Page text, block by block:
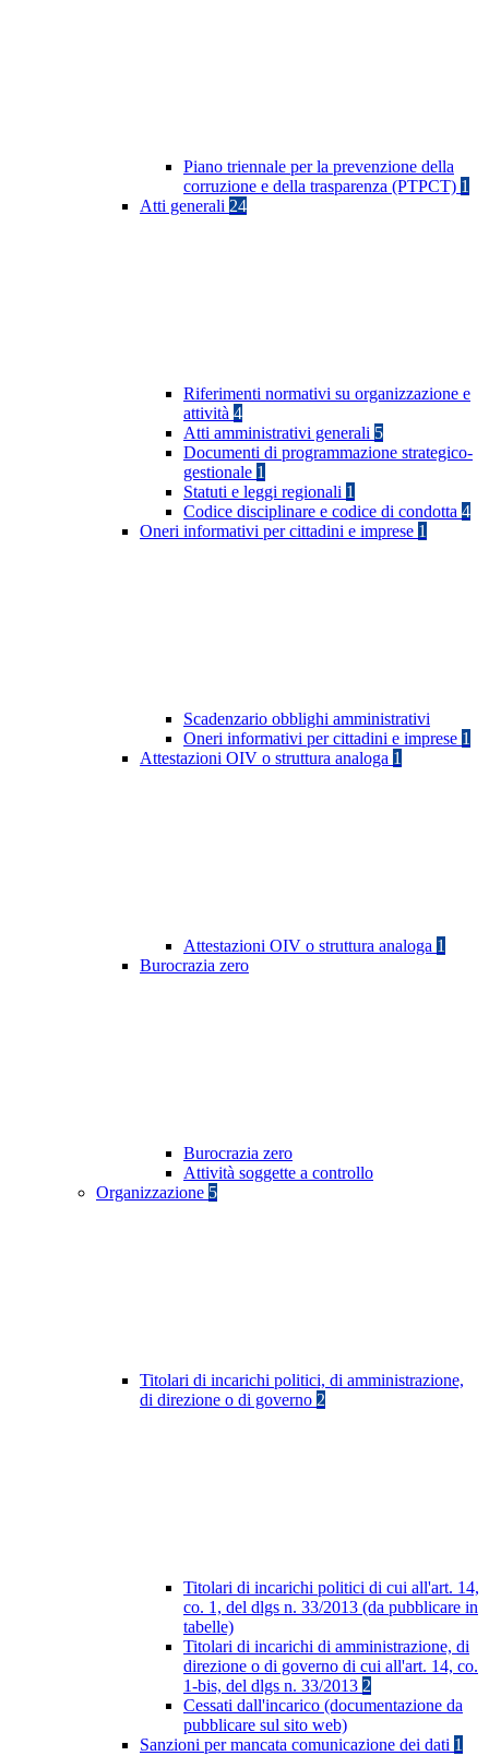
Piano triennale per la prevenzione della
corruzione e della trasparenza (PTPCT) 1
Atti generali 24
Riferimenti normativi su organizzazione e
attività 4
Atti amministrativi generali 5
Documenti di programmazione strategico-
gestionale 1
Statuti e leggi regionali 1
Codice disciplinare e codice di condotta 4
Oneri informativi per cittadini e imprese 1
Scadenzario obblighi amministrativi
Oneri informativi per cittadini e imprese 1
Attestazioni OIV o struttura analoga 1
Attestazioni OIV o struttura analoga 1
Burocrazia zero
Burocrazia zero
Attività soggette a controllo
Organizzazione 5
Titolari di incarichi politici, di amministrazione,
di direzione o di governo 2
Titolari di incarichi politici di cui all'art. 14,
co. 1, del dlgs n. 33/2013 (da pubblicare in
tabelle)
Titolari di incarichi di amministrazione, di
direzione o di governo di cui all'art. 14, co.
1-bis, del dlgs n. 33/2013 2
Cessati dall'incarico (documentazione da
pubblicare sul sito web)
Sanzioni per mancata comunicazione dei dati 1